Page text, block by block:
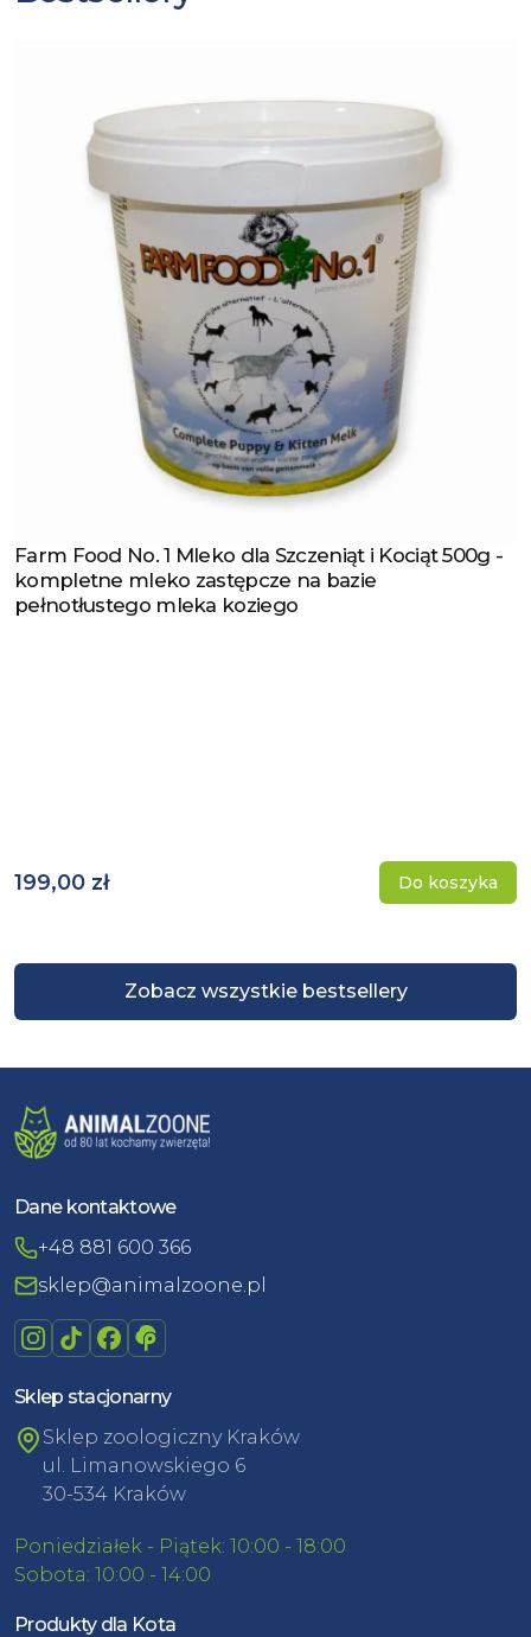
Zobacz wszystkie bestsellery
Zobacz produkt
Farm Food No. 1 Mleko dla Szczeniąt i Kociąt 500g -
kompletne mleko zastępcze na bazie
pełnotłustego mleka koziego
199,00 zł Do koszyka
Dane kontaktowe
+48 881 600 366
sklep@animalzoone.pl
Sklep stacjonarny
Sklep zoologiczny Kraków
ul. Limanowskiego 6
30-534 Kraków
Poniedziałek - Piątek: 10:00 - 18:00
Sobota: 10:00 - 14:00
Produkty dla Kota